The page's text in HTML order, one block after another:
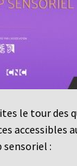
le tour des
accessibles
sensoriel :